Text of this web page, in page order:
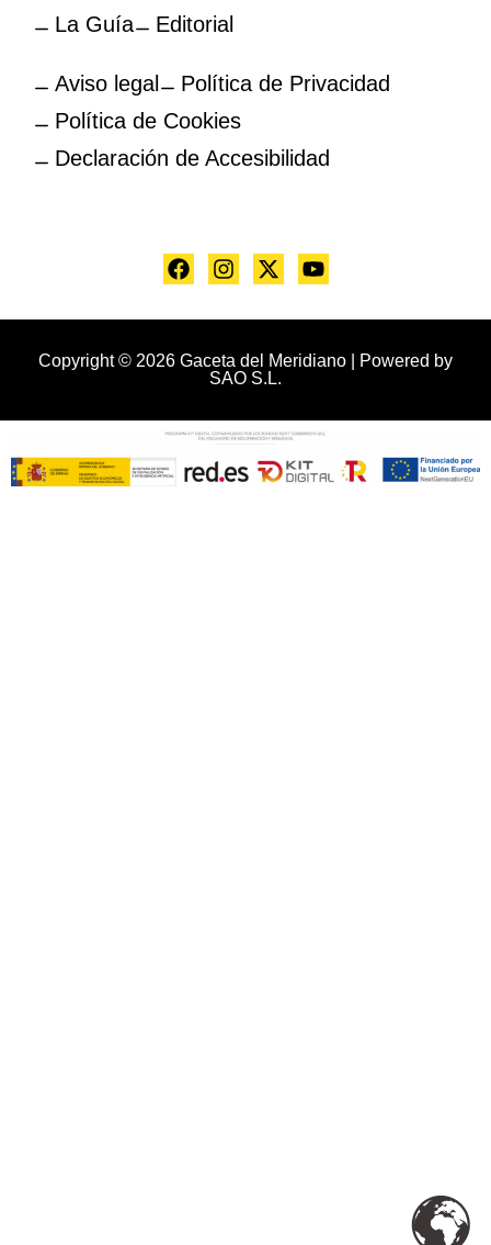
La Guía
Editorial
Aviso legal
Política de Privacidad
Política de Cookies
Declaración de Accesibilidad
Copyright © 2026 Gaceta del Meridiano | Powered by
SAO S.L.